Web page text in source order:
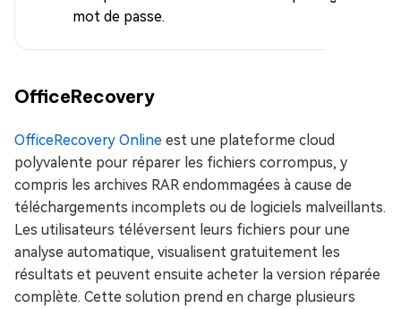
mot de passe.
OfficeRecovery
OfficeRecovery Online est une plateforme cloud
polyvalente pour réparer les fichiers corrompus, y
compris les archives RAR endommagées à cause de
téléchargements incomplets ou de logiciels malveillants.
Les utilisateurs téléversent leurs fichiers pour une
analyse automatique, visualisent gratuitement les
résultats et peuvent ensuite acheter la version réparée
complète. Cette solution prend en charge plusieurs